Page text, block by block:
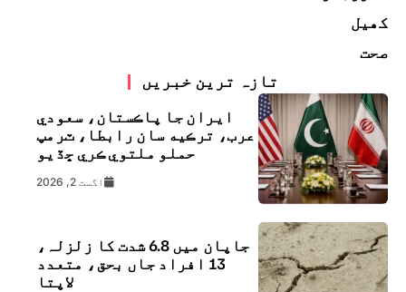
کھیل
صحت
تازہ ترین خبریں
ايران جا پاڪستان، سعودي
عرب، ترڪيه سان رابطا، ٽرمپ
حملو ملتوي ڪري ڇڏيو
اگست 2, 2026
جاپان میں 6.8 شدت کا زلزلہ،
13 افراد جاں بحق، متعدد
لاپتا